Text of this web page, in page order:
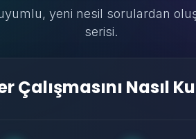
yeni nesil sorulardan
serisi.
Çalışmasını Nasıl